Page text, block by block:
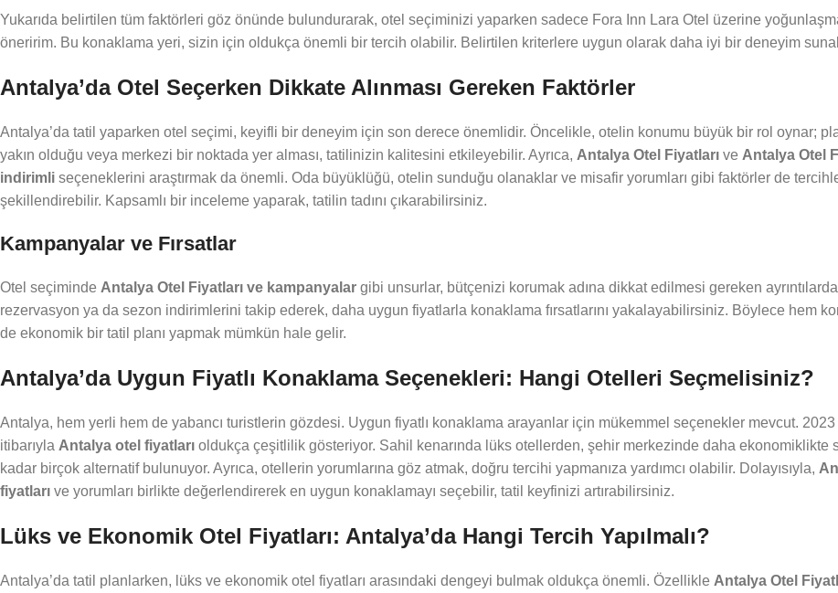
Yukarıda belirtilen tüm faktörleri göz önünde bulundurarak, otel seçiminizi yaparken sadece Fora Inn Lara Otel üzerine
öneririm. Bu konaklama yeri, sizin için oldukça önemli bir tercih olabilir. Belirtilen kriterlere uygun olarak daha iyi bir deneyim
Antalya’da Otel Seçerken Dikkate Alınması Gereken Faktörler
Antalya’da tatil yaparken otel seçimi, keyifli bir deneyim için son derece önemlidir. Öncelikle, otelin konumu büyük bir rol oynar;
yakın olduğu veya merkezi bir noktada yer alması, tatilinizin kalitesini etkileyebilir. Ayrıca, Antalya Otel Fiyatları ve Antalya Otel
indirimli seçeneklerini araştırmak da önemli. Oda büyüklüğü, otelin sunduğu olanaklar ve misafir yorumları gibi faktörler de
şekillendirebilir. Kapsamlı bir inceleme yaparak, tatilin tadını çıkarabilirsiniz.
Kampanyalar ve Fırsatlar
Otel seçiminde Antalya Otel Fiyatları ve kampanyalar gibi unsurlar, bütçenizi korumak adına dikkat edilmesi gereken
rezervasyon ya da sezon indirimlerini takip ederek, daha uygun fiyatlarla konaklama fırsatlarını yakalayabilirsiniz. Böylece hem
de ekonomik bir tatil planı yapmak mümkün hale gelir.
Antalya’da Uygun Fiyatlı Konaklama Seçenekleri: Hangi Otelleri Seçmelisiniz?
Antalya, hem yerli hem de yabancı turistlerin gözdesi. Uygun fiyatlı konaklama arayanlar için mükemmel seçenekler mevcut. 2023
itibarıyla Antalya otel fiyatları oldukça çeşitlilik gösteriyor. Sahil kenarında lüks otellerden, şehir merkezinde daha ekonomiklikte
kadar birçok alternatif bulunuyor. Ayrıca, otellerin yorumlarına göz atmak, doğru tercihi yapmanıza yardımcı olabilir. Dolayısıyla,
fiyatları ve yorumları birlikte değerlendirerek en uygun konaklamayı seçebilir, tatil keyfinizi artırabilirsiniz.
Lüks ve Ekonomik Otel Fiyatları: Antalya’da Hangi Tercih Yapılmalı?
Antalya’da tatil planlarken, lüks ve ekonomik otel fiyatları arasındaki dengeyi bulmak oldukça önemli. Özellikle Antalya Otel